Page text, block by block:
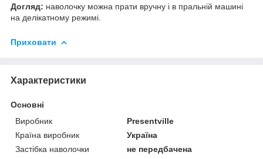
Догляд: наволочку можна прати вручну і в пральній машині
на делікатному режимі.
Приховати
Характеристики
Основні
Виробник
Presentville
Країна виробник
Україна
Застібка наволочки
не передбачена